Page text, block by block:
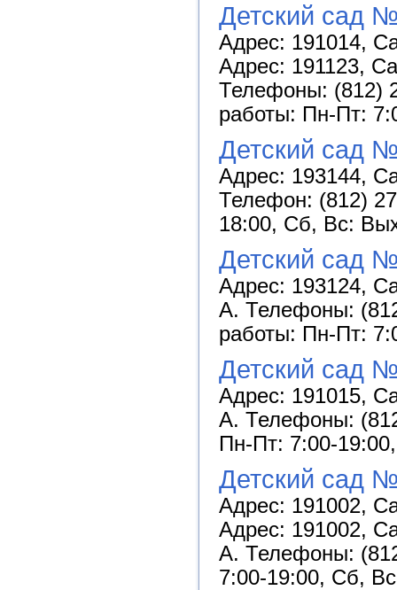
Детский сад
Адрес: 191014,
Адрес: 191123,
Телефоны: (812)
работы: Пн-Пт:
Детский сад
Адрес: 193144,
Телефон: (812)
18:00, Сб, Вс:
Детский сад
Адрес: 193124,
А. Телефоны:
работы: Пн-Пт:
Детский сад
Адрес: 191015,
А. Телефоны:
Пн-Пт: 7:00-
Детский сад
Адрес: 191002,
Адрес: 191002,
А. Телефоны:
7:00-19:00, Сб,